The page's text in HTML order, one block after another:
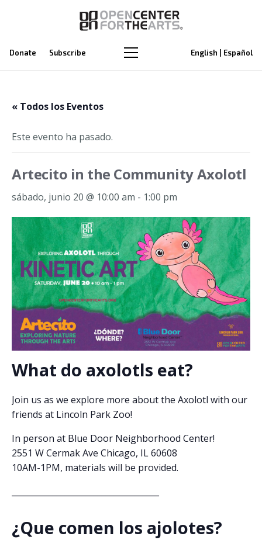
Donate Subscribe English | Español
« Todos los Eventos
Este evento ha pasado.
Artecito in the Community Axolotl
sábado, junio 20 @ 10:00 am - 1:00 pm
What do axolotls eat?
Join us as we explore more about the Axolotl with our
friends at Lincoln Park Zoo!
In person at Blue Door Neighborhood Center!
2551 W Cermak Ave Chicago, IL 60608
10AM-1PM, materials will be provided.
¿Que comen los ajolotes?